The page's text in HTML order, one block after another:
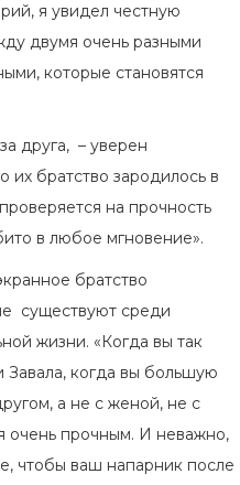
я увидел честную
двумя очень разными
которые становятся
друга, – уверен
братство зародилось в
на прочность
в любое мгновение».
братство
существуют среди
жизни. «Когда вы так
Завала, когда вы большую
а не с женой, не с
очень прочным. И неважно,
чтобы ваш напарник после